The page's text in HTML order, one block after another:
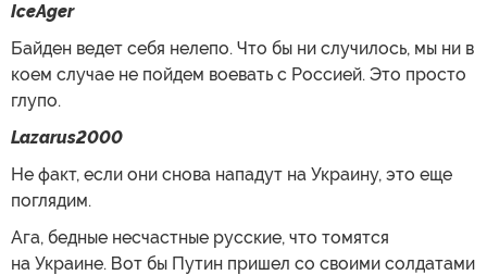
IceAger
Байден ведет себя нелепо. Что бы ни случилось, мы ни в
коем случае не пойдем воевать с Россией. Это просто
глупо.
Lazarus2000
Не факт, если они снова нападут на Украину, это еще
поглядим.
Ага, бедные несчастные русские, что томятся
на Украине. Вот бы Путин пришел со своими солдатами